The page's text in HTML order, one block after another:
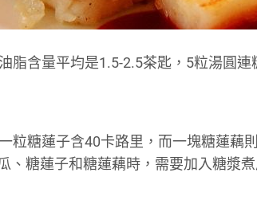
脂含量平均是1.5-2.5茶匙，5粒湯圓
粒糖蓮子含40卡路里，而一塊糖蓮藕
、糖蓮子和糖蓮藕時，需要加入糖漿